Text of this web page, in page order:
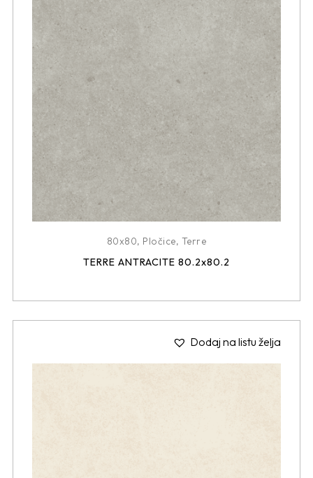
80x80, Pločice, Terre
TERRE ANTRACITE 80.2x80.2
Dodaj na listu želja